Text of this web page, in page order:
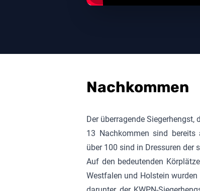
Nachkommen
Der überragende Siegerhengst,
13 Nachkommen sind bereits
über 100 sind in Dressuren der
Auf den bedeutenden
Westfalen und Holstein wurden